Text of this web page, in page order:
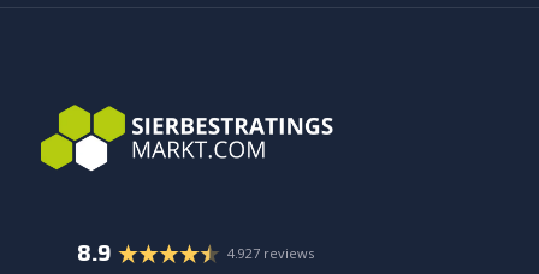
8.9 4.927 reviews